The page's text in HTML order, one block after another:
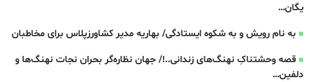
یگان…
به نام رویش و به شکوه‌ ایستادگی‌/ بهاریه مدیر کشاورزپلاس برای مخاطبان
قصه‌ وحشتناکِ نهنگ‌های زندانی..!/ جهان نظاره‌گر بحران نجات نهنگ‌ها و
دلفین…